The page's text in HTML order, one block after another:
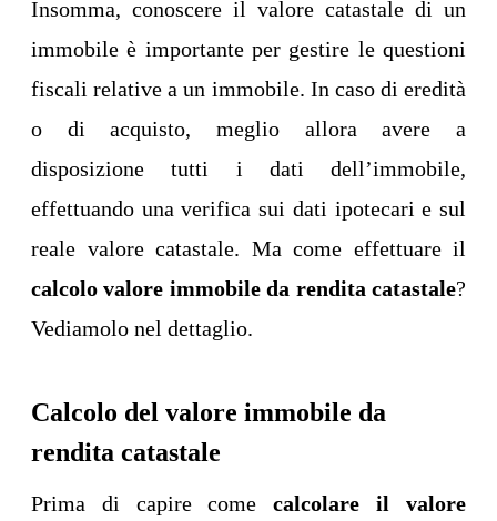
Insomma, conoscere il valore catastale di un
immobile è importante per gestire le questioni
fiscali relative a un immobile. In caso di eredità
o di acquisto, meglio allora avere a
disposizione tutti i dati dell’immobile,
effettuando una verifica sui dati ipotecari e sul
reale valore catastale. Ma come effettuare il
calcolo valore immobile da rendita catastale?
Vediamolo nel dettaglio.
Calcolo del valore immobile da
rendita catastale
Prima di capire comecalcolare il valore